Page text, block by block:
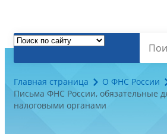
Главная страница
О ФНС России
Письма ФНС России, обязательные
налоговыми органами